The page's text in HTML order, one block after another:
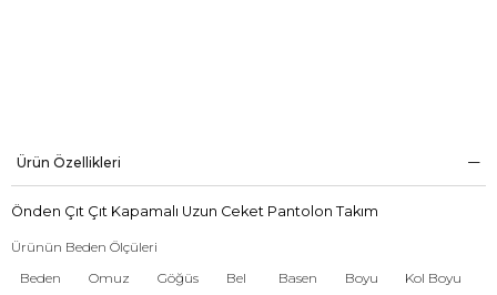
Ürün Özellikleri
Önden Çıt Çıt Kapamalı Uzun Ceket Pantolon Takım
Ürünün Beden Ölçüleri
Beden
Omuz Göğüs Bel Basen Boyu Kol Boyu